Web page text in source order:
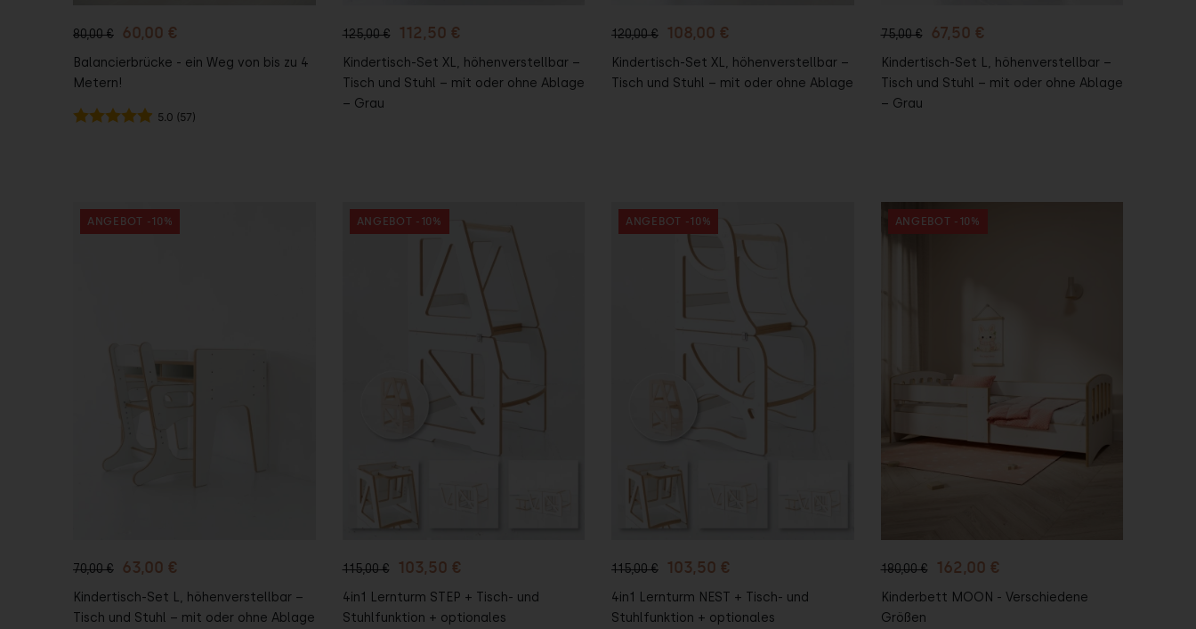
80,00 € 60,00 €
Balancierbrücke - ein Weg von bis zu 4
Metern!
5.0 (57)
125,00 € 112,50 €
Kindertisch-Set XL, höhenverstellbar –
Tisch und Stuhl – mit oder ohne Ablage
– Grau
120,00 € 108,00 €
Kindertisch-Set XL, höhenverstellbar –
Tisch und Stuhl – mit oder ohne Ablage
75,00 € 67,50 €
Kindertisch-Set L, höhenverstellbar –
Tisch und Stuhl – mit oder ohne Ablage
– Grau
70,00 € 63,00 €
Kindertisch-Set L, höhenverstellbar –
Tisch und Stuhl – mit oder ohne Ablage
ANGEBOT -10%
In den
115,00 € 103,50 €
4in1 Lernturm STEP + Tisch- und
Stuhlfunktion + optionales
ANGEBOT -10%
In den
115,00 € 103,50 €
4in1 Lernturm NEST + Tisch- und
Stuhlfunktion + optionales
ANGEBOT -10%
180,00 € 162,00 €
Kinderbett MOON - Verschiedene
Größen
ANGEBOT -10%